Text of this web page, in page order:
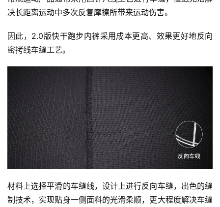
决长距离运动中多次反复摩擦所带来运动伤害。
因此，2.0版快干跑步内裤采用成本更高、效果更好地反向
密拷线车缝工艺。
材料上选择平滑的车缝线，设计上进行反向车缝，出色的缝
制技术，实现贴身一侧面料的光滑柔顺，更大程度解决车缝